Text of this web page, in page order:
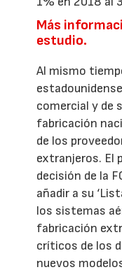
Más
estudio.
Al mismo
comercial y de
fabricación
de los
extranjeros. El
decisión de la
añadir a su
los sistemas
fabricación
críticos de los
nuevos